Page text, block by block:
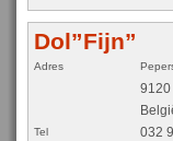
Dol”Fijn”
Adres
9120
Tel 032